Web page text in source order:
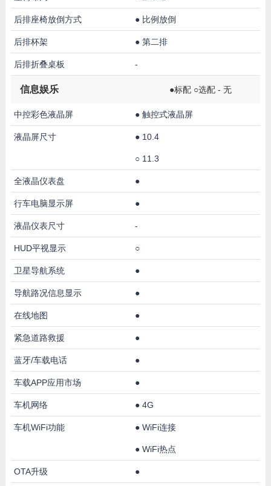
后排座椅放倒方式 ● 比例放倒
后排杯架 ● 第二排
后排折叠桌板 -
信息娱乐 ●标配 ○选配 - 无
中控彩色液晶屏 ● 触控式液晶屏
液晶屏尺寸 ● 10.4
○ 11.3
全液晶仪表盘 ●
行车电脑显示屏 ●
液晶仪表尺寸 -
HUD平视显示 ○
卫星导航系统 ●
导航路况信息显示 ●
在线地图 ●
紧急道路救援 ●
蓝牙/车载电话 ●
车载APP应用市场 ●
车机网络 ● 4G
车机WiFi功能 ● WiFi连接
● WiFi热点
OTA升级 ●